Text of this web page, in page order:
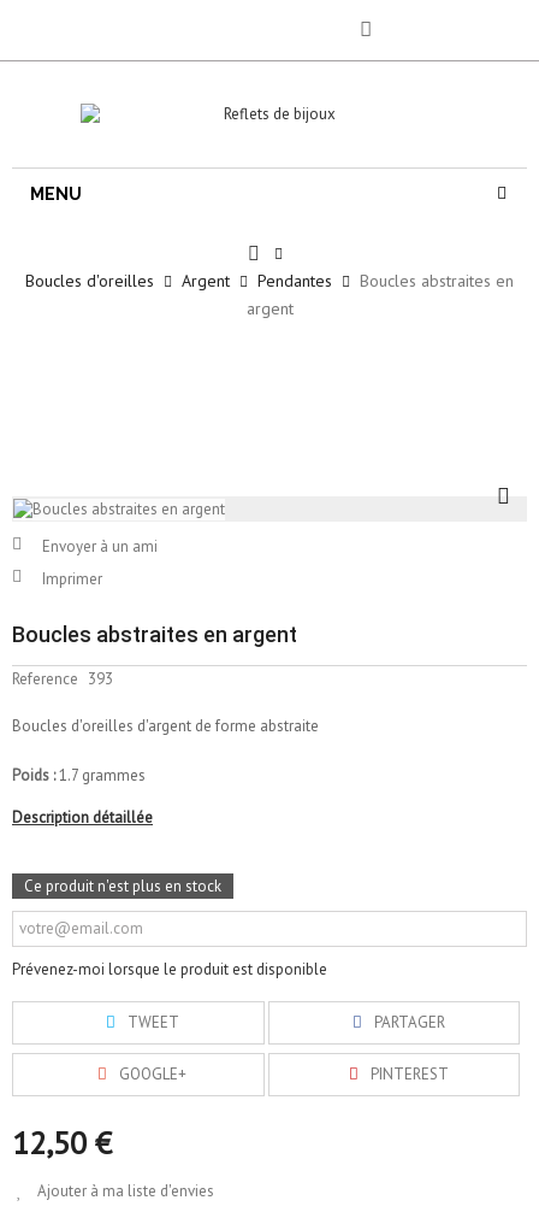
MENU
Boucles d'oreilles Argent Pendantes
Boucles abstraites en
argent
Envoyer à un ami
Imprimer
Boucles abstraites en argent
Reference 393
Boucles d'oreilles d'argent de forme abstraite
Poids :1.7 grammes
Description détaillée
Ce produit n'est plus en stock
Prévenez-moi lorsque le produit est disponible
TWEET PARTAGER
GOOGLE+ PINTEREST
12,50 €
Ajouter à ma liste d'envies